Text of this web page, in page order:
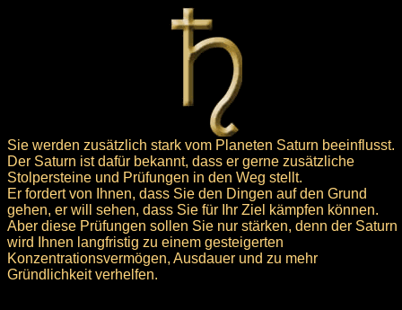
Sie werden zusätzlich stark vom Planeten Saturn beeinflusst.
Der Saturn ist dafür bekannt, dass er gerne zusätzliche
Stolpersteine und Prüfungen in den Weg stellt.
Er fordert von Ihnen, dass Sie den Dingen auf den Grund
gehen, er will sehen, dass Sie für Ihr Ziel kämpfen können.
Aber diese Prüfungen sollen Sie nur stärken, denn der Saturn
wird Ihnen langfristig zu einem gesteigerten
Konzentrationsvermögen, Ausdauer und zu mehr
Gründlichkeit verhelfen.